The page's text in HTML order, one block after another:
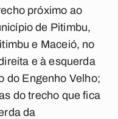
próximo ao
de Pitimbu,
e Maceió, no
e à esquerda
do Engenho Velho;
do trecho que fica
da